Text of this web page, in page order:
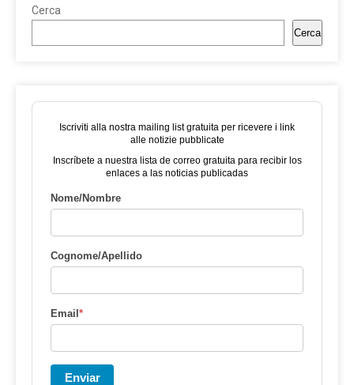
Cerca
Cerca
Iscriviti alla nostra mailing list gratuita per ricevere i link
alle notizie pubblicate
Inscríbete a nuestra lista de correo gratuita para recibir los
enlaces a las noticias publicadas
Nome/Nombre
Cognome/Apellido
Email*
Enviar